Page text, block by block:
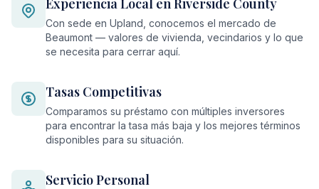
Experiencia Local en Riverside County
Con sede en Upland, conocemos el mercado de
Beaumont — valores de vivienda, vecindarios y lo que
se necesita para cerrar aquí.
Tasas Competitivas
Comparamos su préstamo con múltiples inversores
para encontrar la tasa más baja y los mejores términos
disponibles para su situación.
Servicio Personal